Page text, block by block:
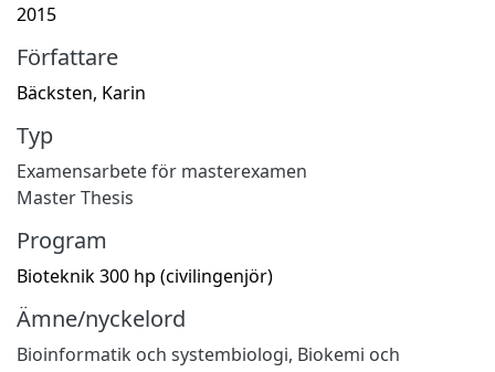
2015
Författare
Bäcksten, Karin
Typ
Examensarbete för masterexamen
Master Thesis
Program
Bioteknik 300 hp (civilingenjör)
Ämne/nyckelord
Bioinformatik och systembiologi, Biokemi och